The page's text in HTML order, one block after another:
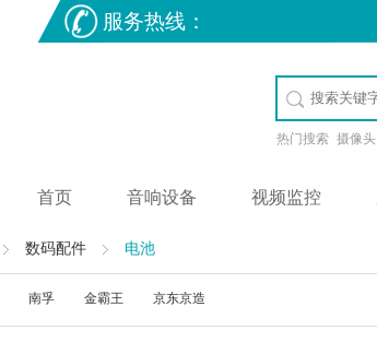
服务热线：
热门搜索 摄像头
首页 音响设备 视频监控
数码配件 电池
南孚 金霸王 京东京造